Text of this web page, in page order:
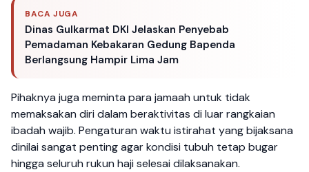
BACA JUGA
Dinas Gulkarmat DKI Jelaskan Penyebab
Pemadaman Kebakaran Gedung Bapenda
Berlangsung Hampir Lima Jam
Pihaknya juga meminta para jamaah untuk tidak
memaksakan diri dalam beraktivitas di luar rangkaian
ibadah wajib. Pengaturan waktu istirahat yang bijaksana
dinilai sangat penting agar kondisi tubuh tetap bugar
hingga seluruh rukun haji selesai dilaksanakan.